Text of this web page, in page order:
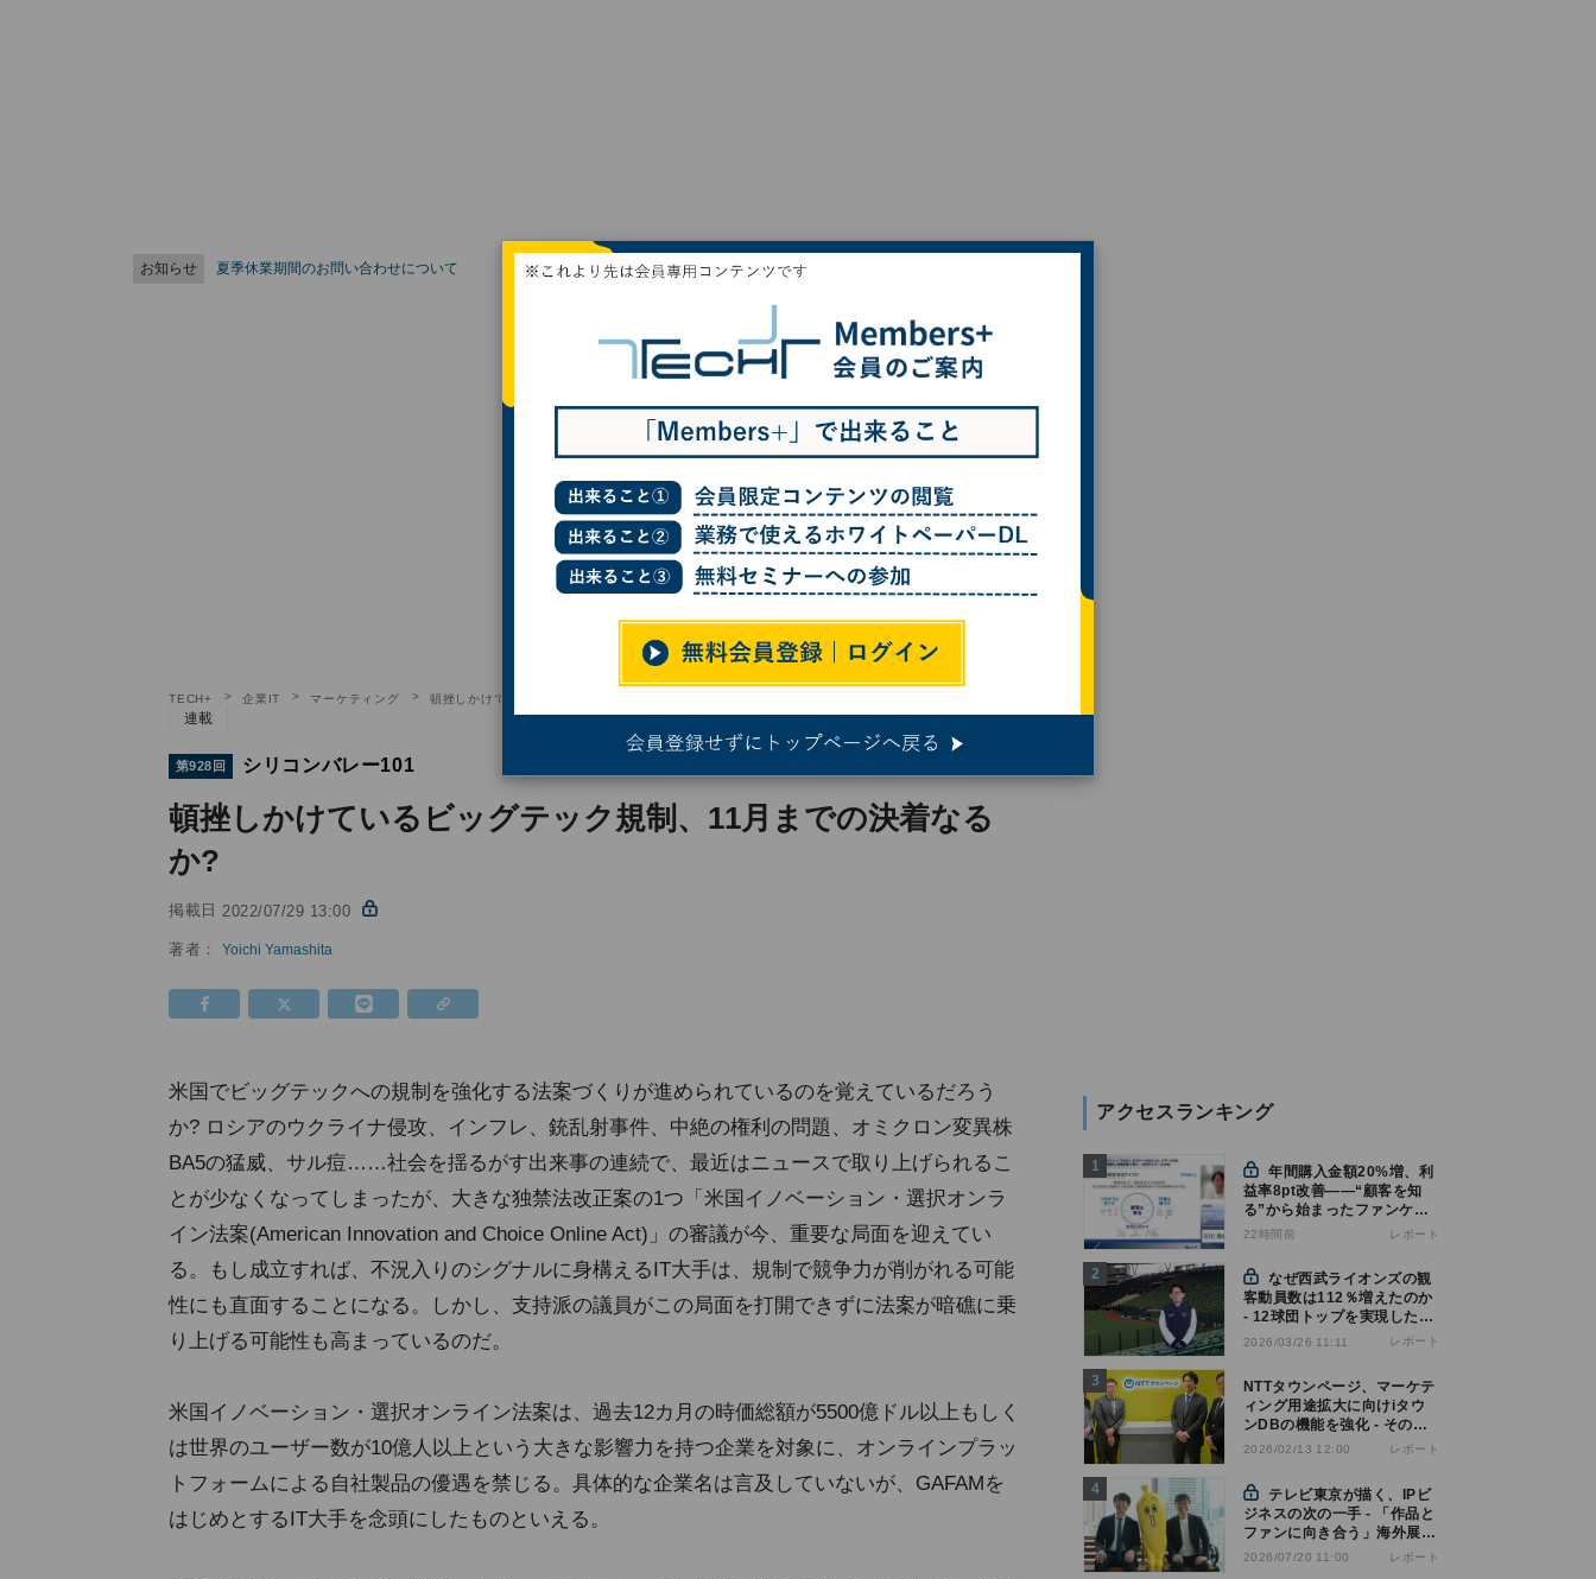
お知らせ 夏季休業期間のお問い合わせについて
TECH+ 企業IT マーケティング 頓挫しかけているビッグテック規制、11月までの決着なるか?
連載
第928回 シリコンバレー101
頓挫しかけているビッグテック規制、11月までの決着なる
か?
掲載日 2022/07/29 13:00
著者：Yoichi Yamashita
米国でビッグテックへの規制を強化する法案づくりが進められているのを覚えているだろう
か? ロシアのウクライナ侵攻、インフレ、銃乱射事件、中絶の権利の問題、オミクロン変異株
BA5の猛威、サル痘……社会を揺るがす出来事の連続で、最近はニュースで取り上げられるこ
とが少なくなってしまったが、大きな独禁法改正案の1つ「米国イノベーション・選択オンラ
イン法案(American Innovation and Choice Online Act)」の審議が今、重要な局面を迎えてい
る。もし成立すれば、不況入りのシグナルに身構えるIT大手は、規制で競争力が削がれる可能
性にも直面することになる。しかし、支持派の議員がこの局面を打開できずに法案が暗礁に乗
り上げる可能性も高まっているのだ。
米国イノベーション・選択オンライン法案は、過去12カ月の時価総額が5500億ドル以上もしく
は世界のユーザー数が10億人以上という大きな影響力を持つ企業を対象に、オンラインプラッ
トフォームによる自社製品の優遇を禁じる。具体的な企業名は言及していないが、GAFAMを
はじめとするIT大手を念頭にしたものといえる。
アクセスランキング
年間購入金額20%増、利
益率8pt改善——“顧客を知
る”から始まったファンケル
の通販変革と、次に見据える
22時間前 レポート
なぜ西武ライオンズの観
客動員数は112％増えたのか
- 12球団トップを実現した戦
略の全貌
2026/03/26 11:11 レポート
NTTタウンページ、マーケテ
ィング用途拡大に向けiタウ
ンDBの機能を強化 - その狙
いとは
2026/02/13 12:00 レポート
ジネスの次の一手 - 「作品と
ファンに向き合う」海外展開
とは
2026/07/20 11:00 レポート